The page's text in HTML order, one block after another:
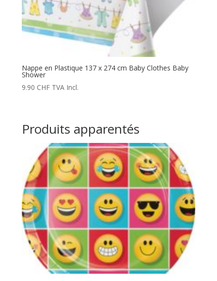
Nappe en Plastique 137 x 274 cm Baby Clothes Baby
Shower
9.90 CHF TVA Incl.
Produits apparentés